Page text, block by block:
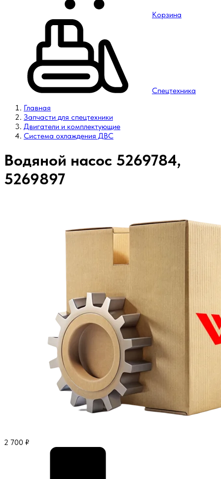
Корзина
Спецтехника
Главная
Запчасти для спецтехники
Двигатели и комплектующие
Система охлаждения ДВС
Водяной насос 5269784,
5269897
2 700 ₽